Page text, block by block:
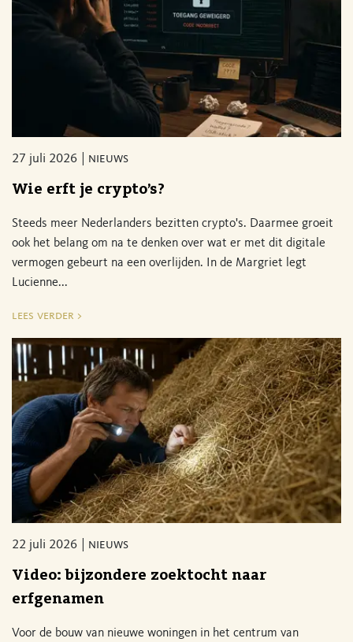
27 juli 2026 nieuws
Wie erft je crypto’s?
Steeds meer Nederlanders bezitten crypto's. Daarmee groeit
ook het belang om na te denken over wat er met dit digitale
vermogen gebeurt na een overlijden. In de Margriet legt
Lucienne...
lees verder >
22 juli 2026 nieuws
Video: bijzondere zoektocht naar
erfgenamen
Voor de bouw van nieuwe woningen in het centrum van